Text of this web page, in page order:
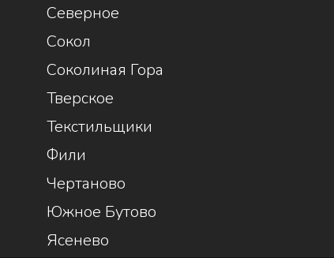
Северное
Сокол
Соколиная Гора
Тверское
Текстильщики
Фили
Чертаново
Южное Бутово
Ясенево